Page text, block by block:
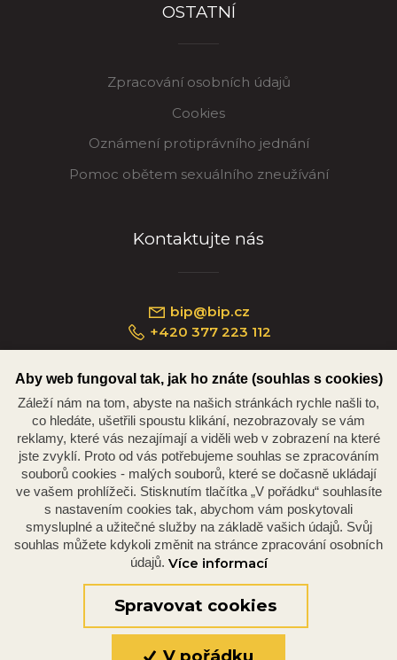
OSTATNÍ
Zpracování osobních údajů
Cookies
Oznámení protiprávního jednání
Pomoc obětem sexuálního zneužívání
Kontaktujte nás
bip@bip.cz
+420 377 223 112
Náměstí Republiky 234/35, 301 00 Plzeň
© 2026 Oficiální stránky Plzeňské diecéze
Aby web fungoval tak, jak ho znáte (souhlas s cookies)
Záleží nám na tom, abyste na našich stránkách rychle našli to,
co hledáte, ušetřili spoustu klikání, nezobrazovaly se vám
reklamy, které vás nezajímají a viděli web v zobrazení na které
jste zvyklí. Proto od vás potřebujeme souhlas se zpracováním
souborů cookies - malých souborů, které se dočasně ukládají
ve vašem prohlížeči. Stisknutím tlačítka „V pořádku“ souhlasíte
s nastavením cookies tak, abychom vám poskytovali
smysluplné a užitečné služby na základě vašich údajů. Svůj
souhlas můžete kdykoli změnit na stránce zpracování osobních
údajů. Více informací
Spravovat cookies
V pořádku